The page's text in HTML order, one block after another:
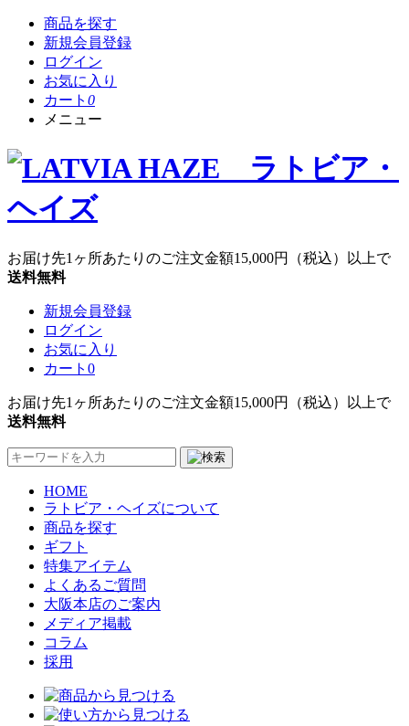
商品を探す
新規会員登録
ログイン
お気に入り
カート 0
メニュー
お届け先1ヶ所あたりのご注文金額15,000円
（税込）以上で
送料無料
新規会員登録
ログイン
お気に入り
カート 0
お届け先1ヶ所あたりのご注文金額15,000円
（税込）以上で
送料無料
HOME
ラトビア・ヘイズについて
商品を探す
ギフト
特集アイテム
よくあるご質問
大阪本店のご案内
メディア掲載
コラム
採用